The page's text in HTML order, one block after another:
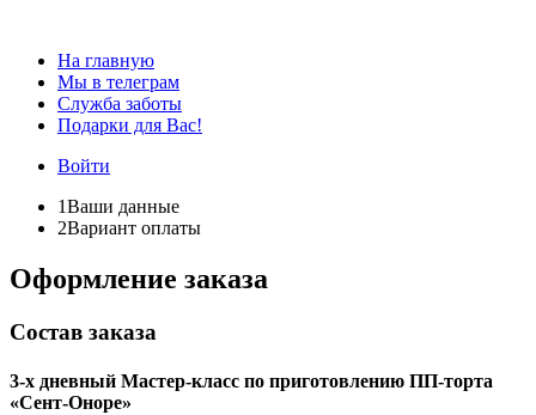
На главную
Мы в телеграм
Служба заботы
Подарки для Вас!
Войти
1Ваши данные
2Вариант оплаты
Оформление заказа
Состав заказа
3-х дневный Мастер-класс по приготовлению ПП-торта
«Сент-Оноре»